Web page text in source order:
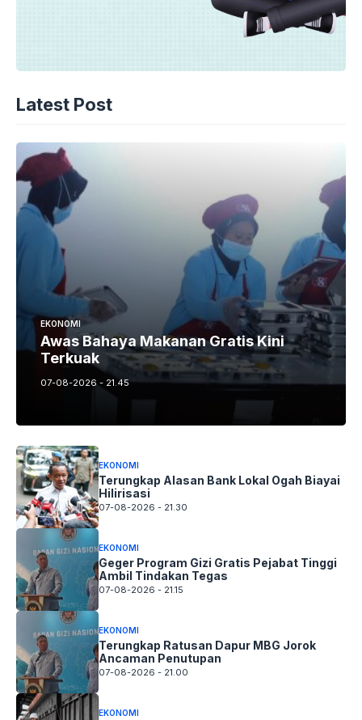
Latest Post
EKONOMI
Awas Bahaya Makanan Gratis Kini
Terkuak
07-08-2026 - 21.45
EKONOMI
Terungkap Alasan Bank Lokal Ogah Biayai
Hilirisasi
07-08-2026 - 21.30
EKONOMI
Geger Program Gizi Gratis Pejabat Tinggi
Ambil Tindakan Tegas
07-08-2026 - 21.15
EKONOMI
Terungkap Ratusan Dapur MBG Jorok
Ancaman Penutupan
07-08-2026 - 21.00
EKONOMI